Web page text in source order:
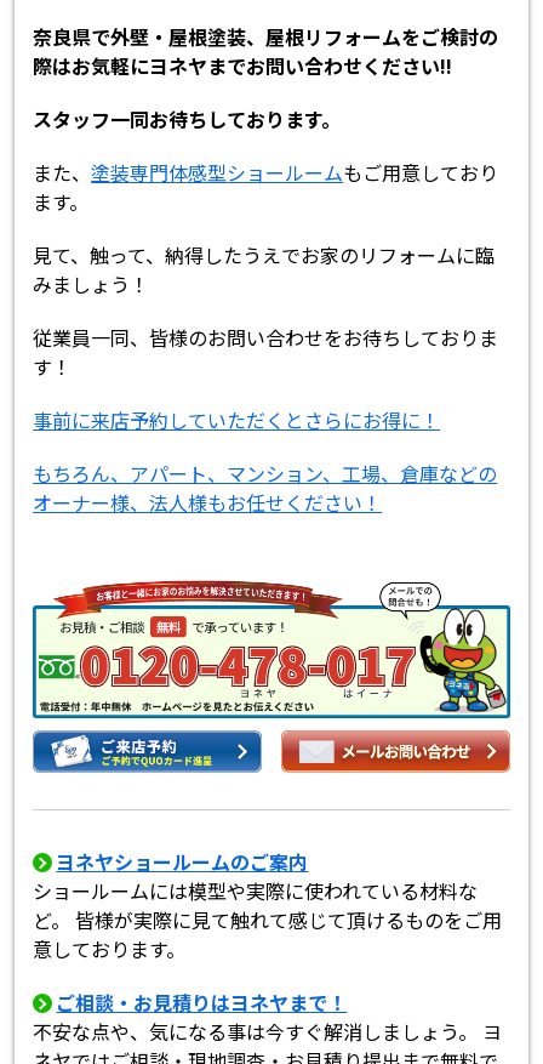
奈良県で外壁・屋根塗装、屋根リフォームをご検討の
際はお気軽にヨネヤまでお問い合わせください!!
スタッフ一同お待ちしております。
また、塗装専門体感型ショールームもご用意しており
ます。
見て、触って、納得したうえでお家のリフォームに臨
みましょう！
従業員一同、皆様のお問い合わせをお待ちしておりま
す！
事前に来店予約していただくとさらにお得に！
もちろん、アパート、マンション、工場、倉庫などの
オーナー様、法人様もお任せください！
ヨネヤショールームのご案内
ショールームには模型や実際に使われている材料な
ど。 皆様が実際に見て触れて感じて頂けるものをご用
意しております。
ご相談・お見積りはヨネヤまで！
不安な点や、気になる事は今すぐ解消しましょう。 ヨ